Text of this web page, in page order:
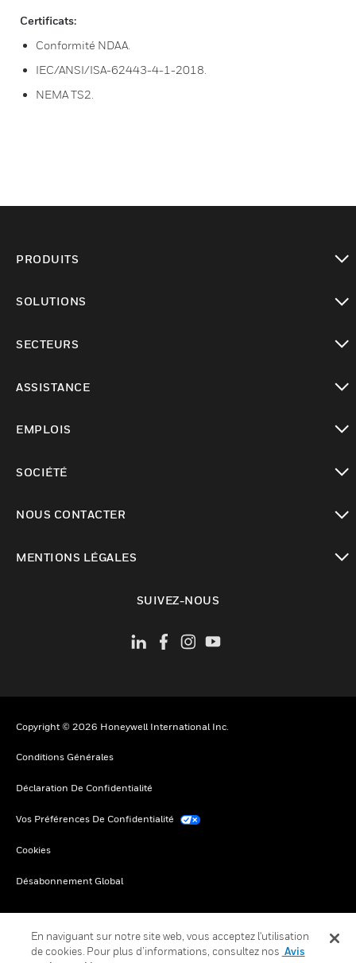
Certificats:
Conformité NDAA.
IEC/ANSI/ISA-62443-4-1-2018.
NEMA TS2.
PRODUITS
SOLUTIONS
SECTEURS
ASSISTANCE
EMPLOIS
SOCIÉTÉ
NOUS CONTACTER
MENTIONS LÉGALES
SUIVEZ-NOUS
Copyright © 2026 Honeywell International Inc.
Conditions Générales
Déclaration De Confidentialité
Vos Préférences De Confidentialité
Cookies
Désabonnement Global
En naviguant sur notre site web, vous acceptez l'utilisation
de cookies. Pour plus d’informations, consultez nos Avis